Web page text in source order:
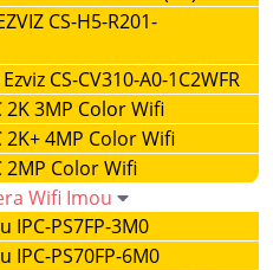
CS-H5-R201-
CS-CV310-A0-1C2WFR
2K 3MP Color Wifi
2K+ 4MP Color Wifi
2MP Color Wifi
Wifi Imou
IPC-PS7FP-3M0
IPC-PS70FP-6M0